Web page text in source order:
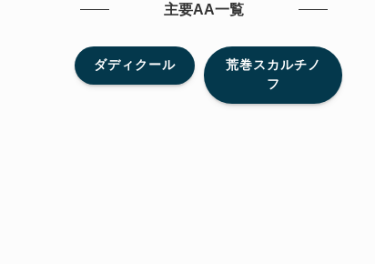
主要AA一覧
ダディクール
荒巻スカルチノ
フ